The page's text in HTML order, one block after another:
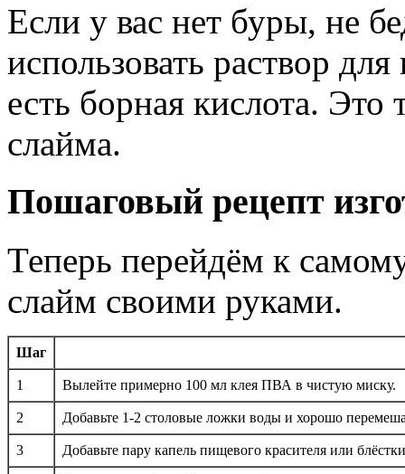
Если у вас нет буры, не
использовать раствор
есть борная кислота. Это
слайма.
Пошаговый рецепт
Теперь перейдём к
слайм своими руками.
Шаг
1 Вылейте примерно 100 мл клея ПВА в чистую миску.
2 Добавьте 1-2 столовые ложки воды и хорошо
3 Добавьте пару капель пищевого красителя или